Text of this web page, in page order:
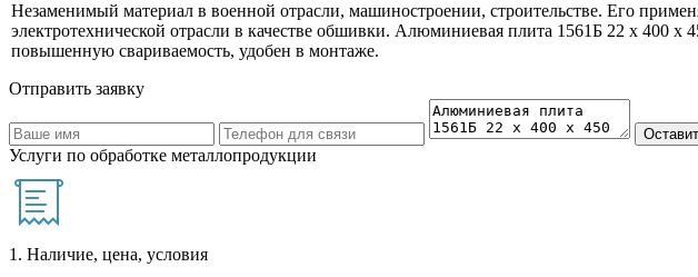
Незаменимый материал в военной отрасли, машиностроении, строительстве. Его
электротехнической отрасли в качестве обшивки. Алюминиевая плита 1561Б 22 х 400
повышенную свариваемость, удобен в монтаже.
Отправить заявку
Услуги по обработке металлопродукции
1. Наличие, цена, условия